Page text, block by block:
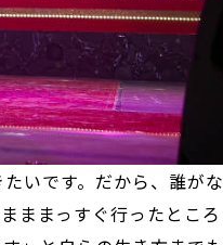
いです。だから、誰がな
ままっすぐ行ったところ